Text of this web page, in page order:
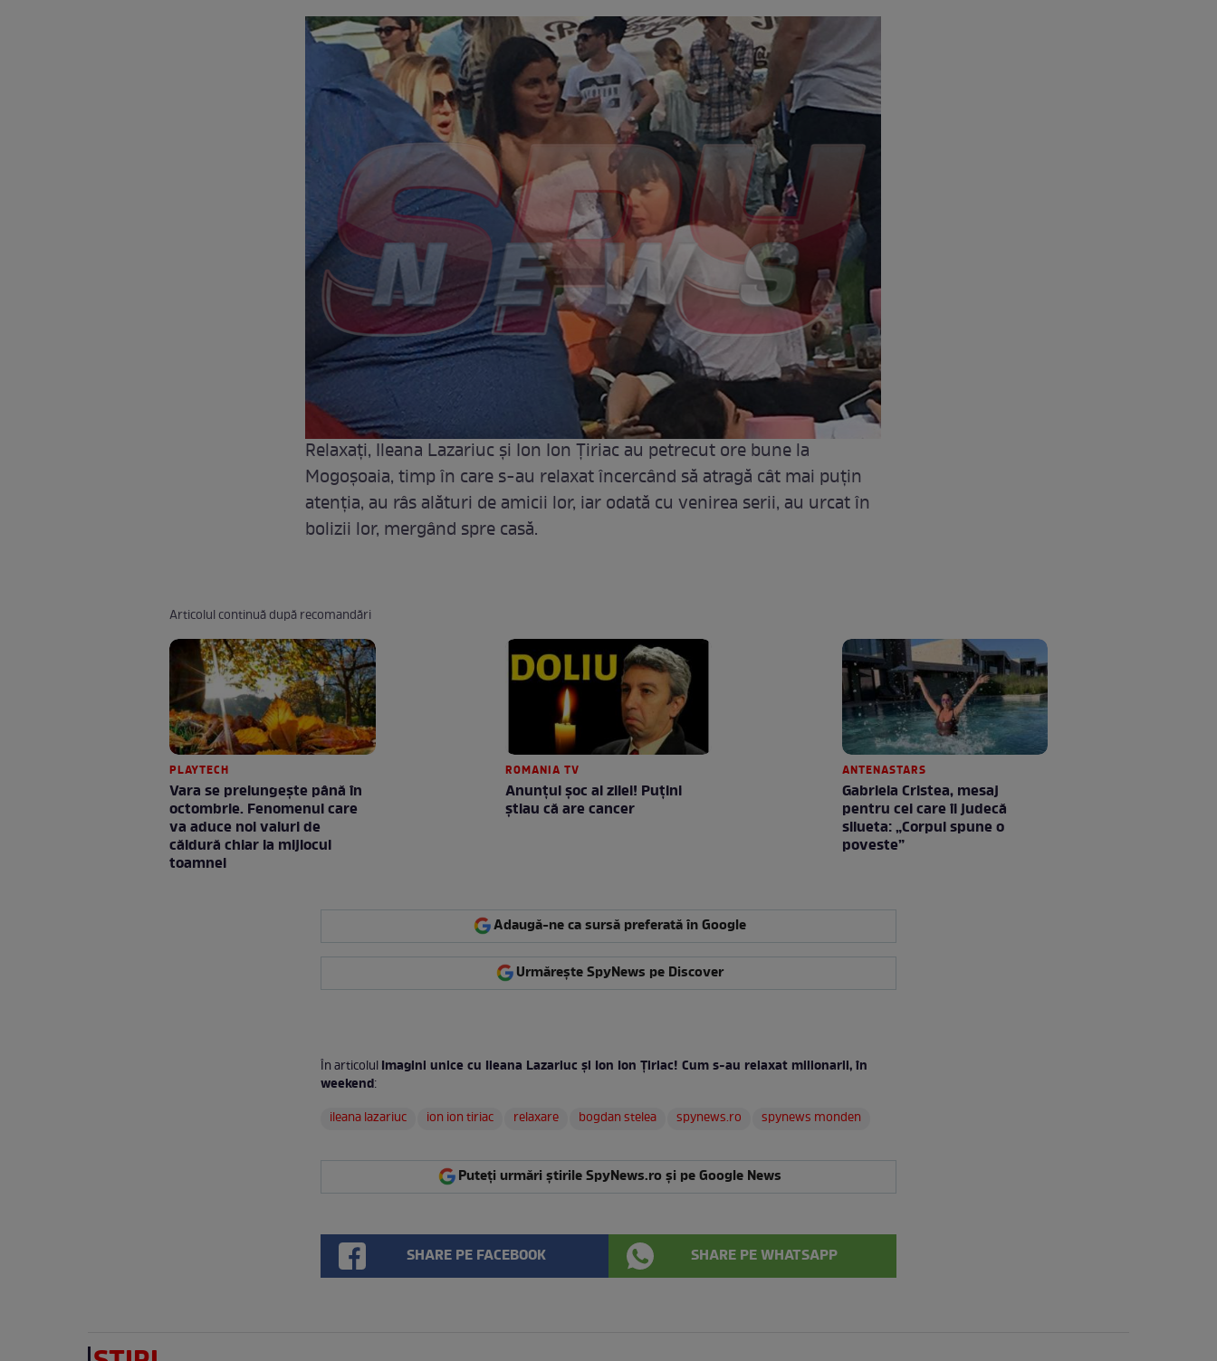
Relaxați, Ileana Lazariuc și Ion Ion Țiriac au petrecut ore bune la
Mogoșoaia, timp în care s-au relaxat încercând să atragă cât mai puțin
atenția, au râs alături de amicii lor, iar odată cu venirea serii, au urcat în
bolizii lor, mergând spre casă.
Articolul continuă după recomandări
PLAYTECH
Vara se prelungeşte până în
octombrie. Fenomenul care
va aduce noi valuri de
căldură chiar la mijlocul
toamnei
ROMANIA TV
Anunţul şoc al zilei! Puţini
ştiau că are cancer
ANTENASTARS
Gabriela Cristea, mesaj
pentru cei care îi judecă
silueta: „Corpul spune o
poveste”
Adaugă-ne ca sursă preferată în Google
Urmărește SpyNews pe Discover
În articolulImagini unice cu Ileana Lazariuc și Ion Ion Țiriac! Cum s-au relaxat milionarii, în
weekend:
ileana lazariuc
ion ion tiriac relaxare bogdan stelea spynews.ro spynews monden
Puteți urmări știrile SpyNews.ro și pe Google News
SHARE PE FACEBOOK SHARE PE WHATSAPP